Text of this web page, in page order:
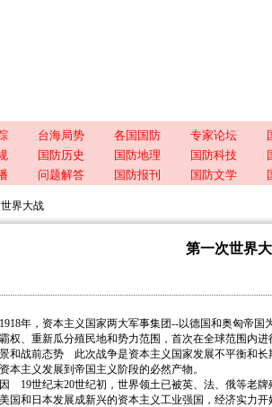
台海局势 各国国防 专家论坛
国防历史 国防地理 国防科技
问题解答 国防报刊 国防文学
界大战
第一次世界
年，资本主义国家两大军事集团--以德国和奥匈帝国
权、重新瓜分殖民地和势力范围，首次在全球范围内进
战前态势 此次战争是资本主义国家发展不平衡和长
本主义发展到帝国主义阶段的必然产物。
世纪末20世纪初，世界领土已被英、法、俄等老牌
国和日本发展成新兴的资本主义工业强国，经济实力开